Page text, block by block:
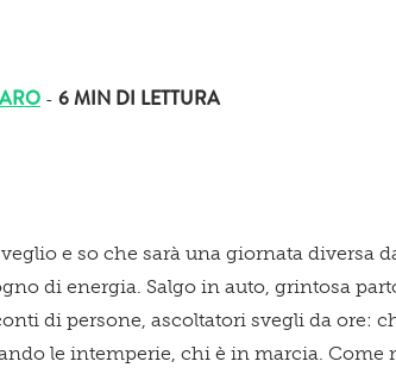
- 6 MIN DI LETTURA
e so che sarà una giornata diversa
di energia. Salgo in auto, grintosa
di persone, ascoltatori svegli da ore:
le intemperie, chi è in marcia. Come